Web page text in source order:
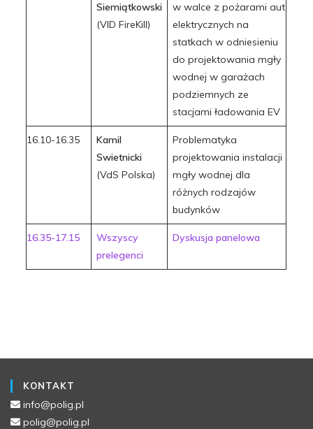
Siemiątkowski
(VID FireKill)
w walce z pożarami aut
elektrycznych na
statkach w odniesieniu
do projektowania mgły
wodnej w garażach
podziemnych ze
stacjami ładowania EV
16.10-16.35
Kamil
Swietnicki
(VdS Polska)
Problematyka
projektowania instalacji
mgły wodnej dla
różnych rodzajów
budynków
16.35-17.15
Wszyscy
prelegenci
Dyskusja panelowa
KONTAKT
info@polig.pl
polig@polig.pl